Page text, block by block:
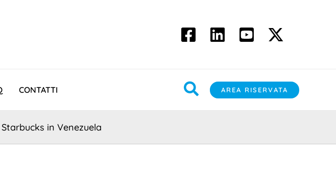
CONTATTI CercaAREA RISERVATA
in Venezuela